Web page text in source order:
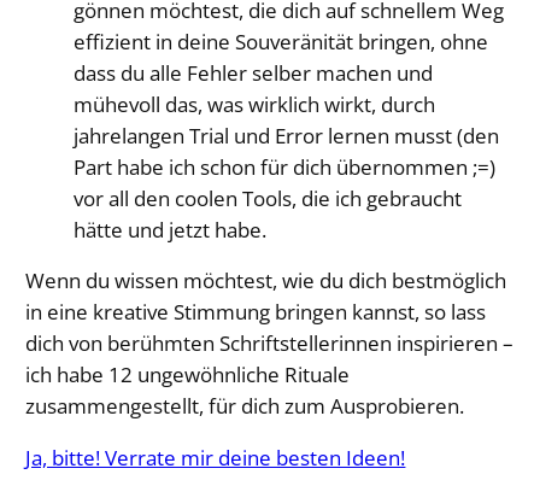
gönnen möchtest, die dich auf schnellem Weg
effizient in deine Souveränität bringen, ohne
dass du alle Fehler selber machen und
mühevoll das, was wirklich wirkt, durch
jahrelangen Trial und Error lernen musst (den
Part habe ich schon für dich übernommen ;=)
vor all den coolen Tools, die ich gebraucht
hätte und jetzt habe.
Wenn du wissen möchtest, wie du dich bestmöglich
in eine kreative Stimmung bringen kannst, so lass
dich von berühmten Schriftstellerinnen inspirieren –
ich habe 12 ungewöhnliche Rituale
zusammengestellt, für dich zum Ausprobieren.
Ja, bitte! Verrate mir deine besten Ideen!